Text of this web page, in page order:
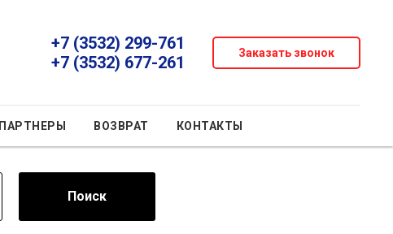
+7 (3532) 299-761
+7 (3532) 677-261
Заказать звонок
ПАРТНЕРЫ ВОЗВРАТ КОНТАКТЫ
Поиск